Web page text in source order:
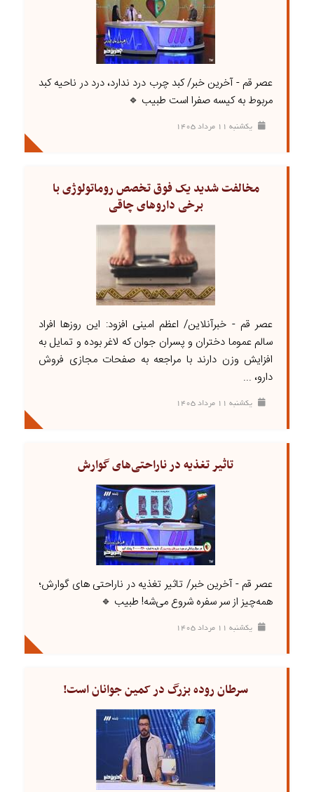
عصر قم - آخرین خبر/ کبد چرب درد ندارد، درد در ناحیه کبد
مربوط به کیسه صفرا است طبیب 🔹
يکشنبه ۱۱ مرداد ۱۴۰۵
مخالفت شدید یک فوق تخصص روماتولوژی با
برخی داروهای چاقی
عصر قم - خبرآنلاین/ اعظم امینی افزود: این روزها افراد
سالم عموما دختران و پسران جوان که لاغر بوده و تمایل به
افزایش وزن دارند با مراجعه به صفحات مجازی فروش
دارو، ...
يکشنبه ۱۱ مرداد ۱۴۰۵
تاثیر تغذیه در ناراحتی‌های گوارش
عصر قم - آخرین خبر/ تاثیر تغذیه در ناراحتی های گوارش؛
همه‌چیز از سر سفره شروع می‌شه! طبیب 🔹
يکشنبه ۱۱ مرداد ۱۴۰۵
سرطان روده بزرگ در کمین جوانان است!